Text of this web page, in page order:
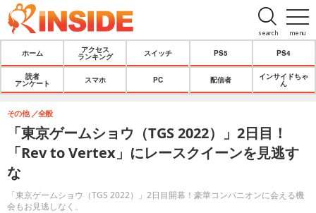
menu
search
ホーム
アクセス
ランキング
スイッチ PS5 PS4
読者
アンケート
スマホ PC 配信者
インサイドちゃ
ん
「東京ゲームショウ（TGS 2022）」2日目！
「Rev to Vertex」にレースクイーンを見逃す
な
「東京ゲームショウ（TGS 2022）」2日目開幕！豪華コンパニオンに会える機
会もお見逃しなく。
その他 全般